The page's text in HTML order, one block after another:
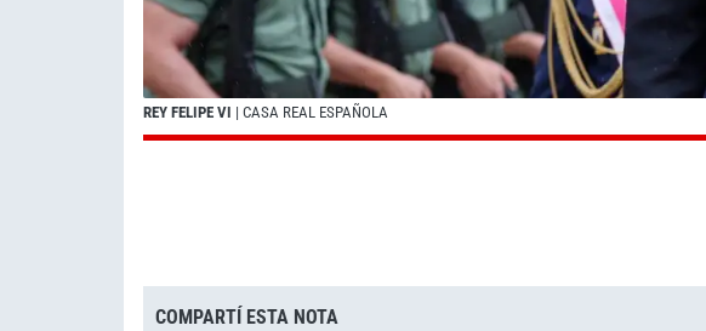
REY FELIPE VI | CASA REAL ESPAÑOLA
COMPARTÍ ESTA NOTA